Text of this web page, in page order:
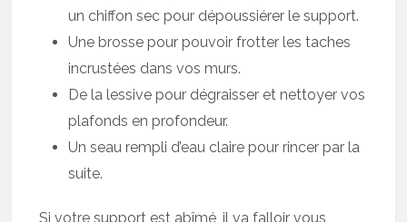
un chiffon sec pour dépoussiérer le support.
Une brosse pour pouvoir frotter les taches
incrustées dans vos murs.
De la lessive pour dégraisser et nettoyer vos
plafonds en profondeur.
Un seau rempli d’eau claire pour rincer par la
suite.
Si votre support est abîmé, il va falloir vous